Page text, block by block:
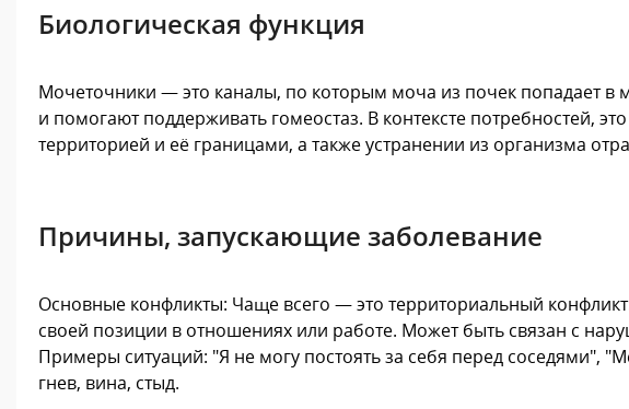
Биологическая функция
Мочеточники — это каналы, по которым моча из почек попадает в
и помогают поддерживать гомеостаз. В контексте потребностей,
территорией и её границами, а также устранении из организма
Причины, запускающие заболевание
Основные конфликты: Чаще всего — это территориальный
своей позиции в отношениях или работе. Может быть связан с
Примеры ситуаций: "Я не могу постоять за себя перед соседями",
гнев, вина, стыд.